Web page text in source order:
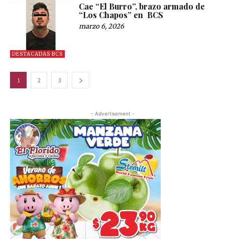
DESTACADAS BCS
Cae “El Burro”, brazo armado de
“Los Chapos” en BCS
marzo 6, 2026
1 2 3
- Advertisement -